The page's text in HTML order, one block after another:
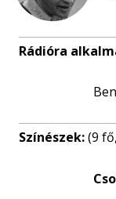
Rádióra
Színészek:(9